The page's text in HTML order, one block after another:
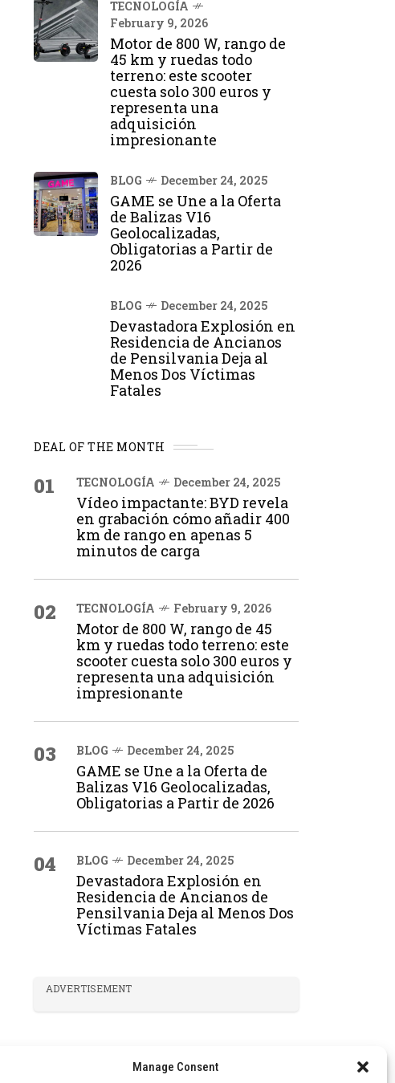
Manage Consent
TECNOLOGÍA
February 9, 2026
Motor de 800 W, rango de
45 km y ruedas todo
terreno: este scooter
cuesta solo 300 euros y
representa una
adquisición
impresionante
BLOG December 24, 2025
GAME se Une a la Oferta
de Balizas V16
Geolocalizadas,
Obligatorias a Partir de
2026
BLOG December 24, 2025
Devastadora Explosión en
Residencia de Ancianos
de Pensilvania Deja al
Menos Dos Víctimas
Fatales
DEAL OF THE MONTH
01 TECNOLOGÍA December 24, 2025
Vídeo impactante: BYD revela
en grabación cómo añadir 400
km de rango en apenas 5
minutos de carga
02 TECNOLOGÍA February 9, 2026
Motor de 800 W, rango de 45
km y ruedas todo terreno: este
scooter cuesta solo 300 euros y
representa una adquisición
impresionante
03 BLOG December 24, 2025
GAME se Une a la Oferta de
Balizas V16 Geolocalizadas,
Obligatorias a Partir de 2026
04 BLOG December 24, 2025
Devastadora Explosión en
Residencia de Ancianos de
Pensilvania Deja al Menos Dos
Víctimas Fatales
ADVERTISEMENT